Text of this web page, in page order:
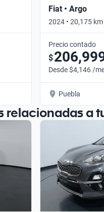
Fiat • Argo
2024 • 20,175 km
Precio contado
$
Desde $4,146 /
Puebla
relacionadas a